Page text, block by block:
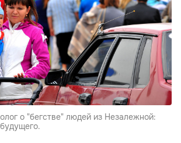
о "бегстве" людей из Незалежной: